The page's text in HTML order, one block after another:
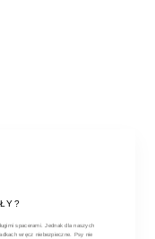
spacerami. Jednak dla naszych
wręcz niebezpieczne. Psy nie